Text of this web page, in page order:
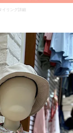
リング詳細